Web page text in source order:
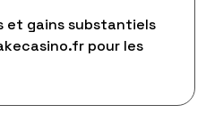
et gains substantiels
pour les